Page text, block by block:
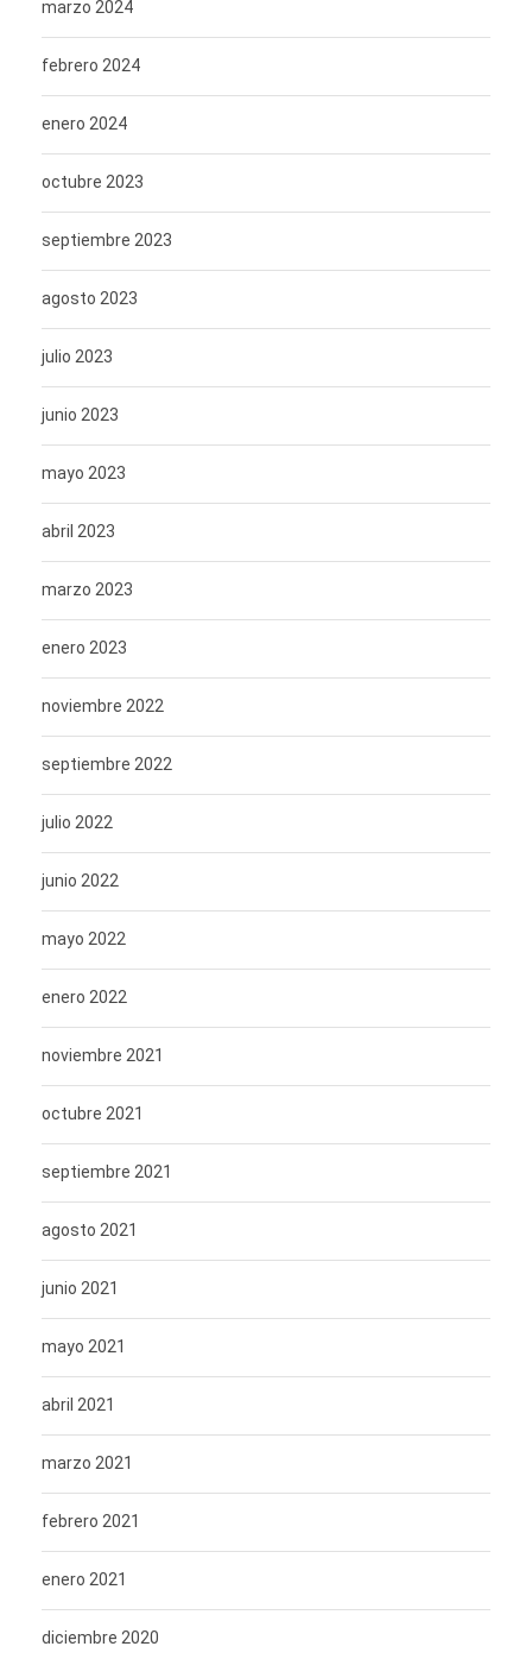
marzo 2024
febrero 2024
enero 2024
octubre 2023
septiembre 2023
agosto 2023
julio 2023
junio 2023
mayo 2023
abril 2023
marzo 2023
enero 2023
noviembre 2022
septiembre 2022
julio 2022
junio 2022
mayo 2022
enero 2022
noviembre 2021
octubre 2021
septiembre 2021
agosto 2021
junio 2021
mayo 2021
abril 2021
marzo 2021
febrero 2021
enero 2021
diciembre 2020